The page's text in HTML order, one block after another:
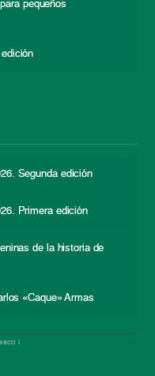
pequeños
Segunda edición
Primera edición
de la historia de
«Caque» Armas
|